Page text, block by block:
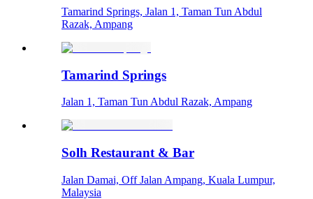
Tamarind Springs, Jalan 1, Taman Tun Abdul
Razak, Ampang
Tamarind Springs
Jalan 1, Taman Tun Abdul Razak, Ampang
Solh Restaurant & Bar
Jalan Damai, Off Jalan Ampang, Kuala Lumpur,
Malaysia